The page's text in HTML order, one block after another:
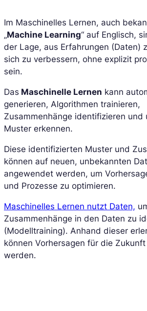
Im Maschinelles Lernen, auch
„Machine Learning“ auf Englisch,
der Lage, aus Erfahrungen (Daten)
sich zu verbessern, ohne explizit
sein.
Das Maschinelle Lernen kann
generieren, Algorithmen trainieren,
Zusammenhänge identifizieren und
Muster erkennen.
Diese identifizierten Muster und
können auf neuen, unbekannten
angewendet werden, um
und Prozesse zu optimieren.
Maschinelles Lernen nutzt Daten,
Zusammenhänge in den Daten zu
(Modelltraining). Anhand dieser
können Vorhersagen für die
werden.